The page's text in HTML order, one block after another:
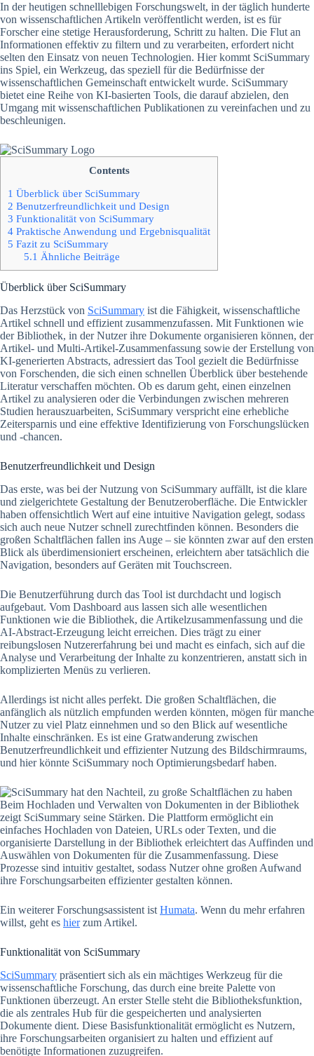
In der heutigen schnelllebigen Forschungswelt, in der täglich hunderte
von wissenschaftlichen Artikeln veröffentlicht werden, ist es für
Forscher eine stetige Herausforderung, Schritt zu halten. Die Flut an
Informationen effektiv zu filtern und zu verarbeiten, erfordert nicht
selten den Einsatz von neuen Technologien. Hier kommt SciSummary
ins Spiel, ein Werkzeug, das speziell für die Bedürfnisse der
wissenschaftlichen Gemeinschaft entwickelt wurde. SciSummary
bietet eine Reihe von KI-basierten Tools, die darauf abzielen, den
Umgang mit wissenschaftlichen Publikationen zu vereinfachen und zu
beschleunigen.
Contents
1 Überblick über SciSummary
2 Benutzerfreundlichkeit und Design
3 Funktionalität von SciSummary
4 Praktische Anwendung und Ergebnisqualität
5 Fazit zu SciSummary
5.1 Ähnliche Beiträge
Überblick über SciSummary
Das Herzstück von SciSummary ist die Fähigkeit, wissenschaftliche
Artikel schnell und effizient zusammenzufassen. Mit Funktionen wie
der Bibliothek, in der Nutzer ihre Dokumente organisieren können, der
Artikel- und Multi-Artikel-Zusammenfassung sowie der Erstellung von
KI-generierten Abstracts, adressiert das Tool gezielt die Bedürfnisse
von Forschenden, die sich einen schnellen Überblick über bestehende
Literatur verschaffen möchten. Ob es darum geht, einen einzelnen
Artikel zu analysieren oder die Verbindungen zwischen mehreren
Studien herauszuarbeiten, SciSummary verspricht eine erhebliche
Zeitersparnis und eine effektive Identifizierung von Forschungslücken
und -chancen.
Benutzerfreundlichkeit und Design
Das erste, was bei der Nutzung von SciSummary auffällt, ist die klare
und zielgerichtete Gestaltung der Benutzeroberfläche. Die Entwickler
haben offensichtlich Wert auf eine intuitive Navigation gelegt, sodass
sich auch neue Nutzer schnell zurechtfinden können. Besonders die
großen Schaltflächen fallen ins Auge – sie könnten zwar auf den ersten
Blick als überdimensioniert erscheinen, erleichtern aber tatsächlich die
Navigation, besonders auf Geräten mit Touchscreen.
Die Benutzerführung durch das Tool ist durchdacht und logisch
aufgebaut. Vom Dashboard aus lassen sich alle wesentlichen
Funktionen wie die Bibliothek, die Artikelzusammenfassung und die
AI-Abstract-Erzeugung leicht erreichen. Dies trägt zu einer
reibungslosen Nutzererfahrung bei und macht es einfach, sich auf die
Analyse und Verarbeitung der Inhalte zu konzentrieren, anstatt sich in
komplizierten Menüs zu verlieren.
Allerdings ist nicht alles perfekt. Die großen Schaltflächen, die
anfänglich als nützlich empfunden werden könnten, mögen für manche
Nutzer zu viel Platz einnehmen und so den Blick auf wesentliche
Inhalte einschränken. Es ist eine Gratwanderung zwischen
Benutzerfreundlichkeit und effizienter Nutzung des Bildschirmraums,
und hier könnte SciSummary noch Optimierungsbedarf haben.
Beim Hochladen und Verwalten von Dokumenten in der Bibliothek
zeigt SciSummary seine Stärken. Die Plattform ermöglicht ein
einfaches Hochladen von Dateien, URLs oder Texten, und die
organisierte Darstellung in der Bibliothek erleichtert das Auffinden und
Auswählen von Dokumenten für die Zusammenfassung. Diese
Prozesse sind intuitiv gestaltet, sodass Nutzer ohne großen Aufwand
ihre Forschungsarbeiten effizienter gestalten können.
Ein weiterer Forschungsassistent ist Humata. Wenn du mehr erfahren
willst, geht es hierzum Artikel.
Funktionalität von SciSummary
SciSummary präsentiert sich als ein mächtiges Werkzeug für die
wissenschaftliche Forschung, das durch eine breite Palette von
Funktionen überzeugt. An erster Stelle steht die Bibliotheksfunktion,
die als zentrales Hub für die gespeicherten und analysierten
Dokumente dient. Diese Basisfunktionalität ermöglicht es Nutzern,
ihre Forschungsarbeiten organisiert zu halten und effizient auf
benötigte Informationen zuzugreifen.